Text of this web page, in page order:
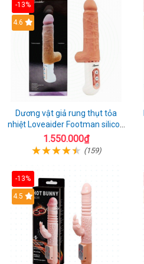
-13%
Hot
4.6
Dương vật giả rung thụt tỏa
nhiệt Loveaider Footman silicon
an toàn
1.550.000₫
(159)
-13%
Hot
4.5